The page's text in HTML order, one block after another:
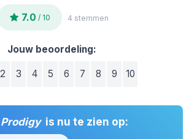
7.0 / 10 4 stemmen
Jouw beoordeling:
2 3 4 5 6 7 8 9 10
is nu te zien op: